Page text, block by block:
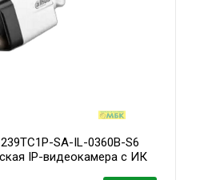
SA-IL-0360B-S6
IP-видеокамера с ИК